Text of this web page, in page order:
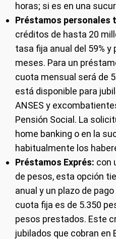
horas; si es en una
Préstamos personales
créditos de hasta 20
tasa fija anual del 59% y
meses. Para un
cuota mensual será de
está disponible para
ANSES y
Pensión Social. La
home banking o en la
habitualmente los
Préstamos Exprés: con
de pesos, esta opción
anual y un plazo de
cuota fija es de 5.350
pesos prestados. Este
jubilados que cobran en